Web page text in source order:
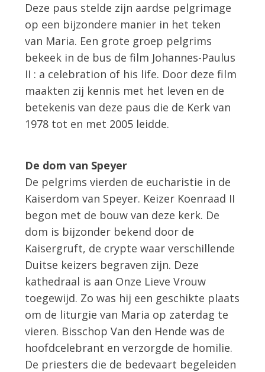
Deze paus stelde zijn aardse pelgrimage
op een bijzondere manier in het teken
van Maria. Een grote groep pelgrims
bekeek in de bus de film Johannes-Paulus
II : a celebration of his life. Door deze film
maakten zij kennis met het leven en de
betekenis van deze paus die de Kerk van
1978 tot en met 2005 leidde.
De dom van Speyer
De pelgrims vierden de eucharistie in de
Kaiserdom van Speyer. Keizer Koenraad II
begon met de bouw van deze kerk. De
dom is bijzonder bekend door de
Kaisergruft, de crypte waar verschillende
Duitse keizers begraven zijn. Deze
kathedraal is aan Onze Lieve Vrouw
toegewijd. Zo was hij een geschikte plaats
om de liturgie van Maria op zaterdag te
vieren. Bisschop Van den Hende was de
hoofdcelebrant en verzorgde de homilie.
De priesters die de bedevaart begeleiden